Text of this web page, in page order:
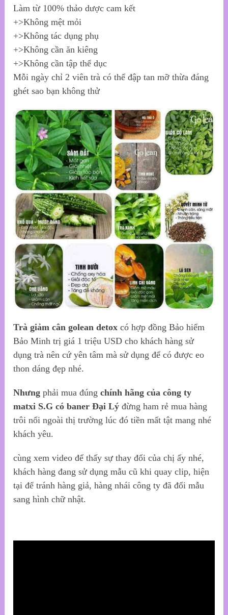
Làm từ 100% thảo dược cam kết
+>Không mệt mỏi
+>Không tác dụng phụ
+>Không cần ăn kiêng
+>Không cần tập thể dục
Mỗi ngày chỉ 2 viên trà có thể đập tan mỡ thừa đáng
ghét sao bạn không thử
Trà giảm cân golean detox có hợp đồng Bảo hiểm
Bảo Minh trị giá 1 triệu USD cho khách hàng sử
dụng trà nên cứ yên tâm mà sử dụng để có được eo
thon dáng đẹp nhé.
Nhưng phải mua đúngchính hãng của công ty
matxi S.G có baner Đại Lý đừng ham rẻ mua hàng
trôi nổi ngoài thị trường lúc đó tiền mất tật mang nhé
khách yêu.
cùng xem video để thấy sự thay đổi của chị ấy nhé,
khách hàng đang sử dụng mẫu cũ khi quay clip, hiện
tại để tránh hàng giả, hàng nhái công ty đã đổi mẫu
sang hình chữ nhật.